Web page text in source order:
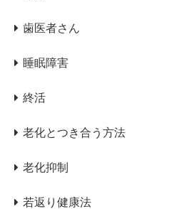
歯医者さん
睡眠障害
終活
老化とつき合う方法
老化抑制
若返り健康法